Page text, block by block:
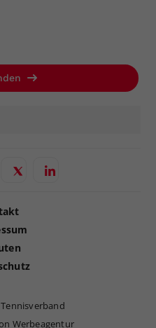
Werbeagentur